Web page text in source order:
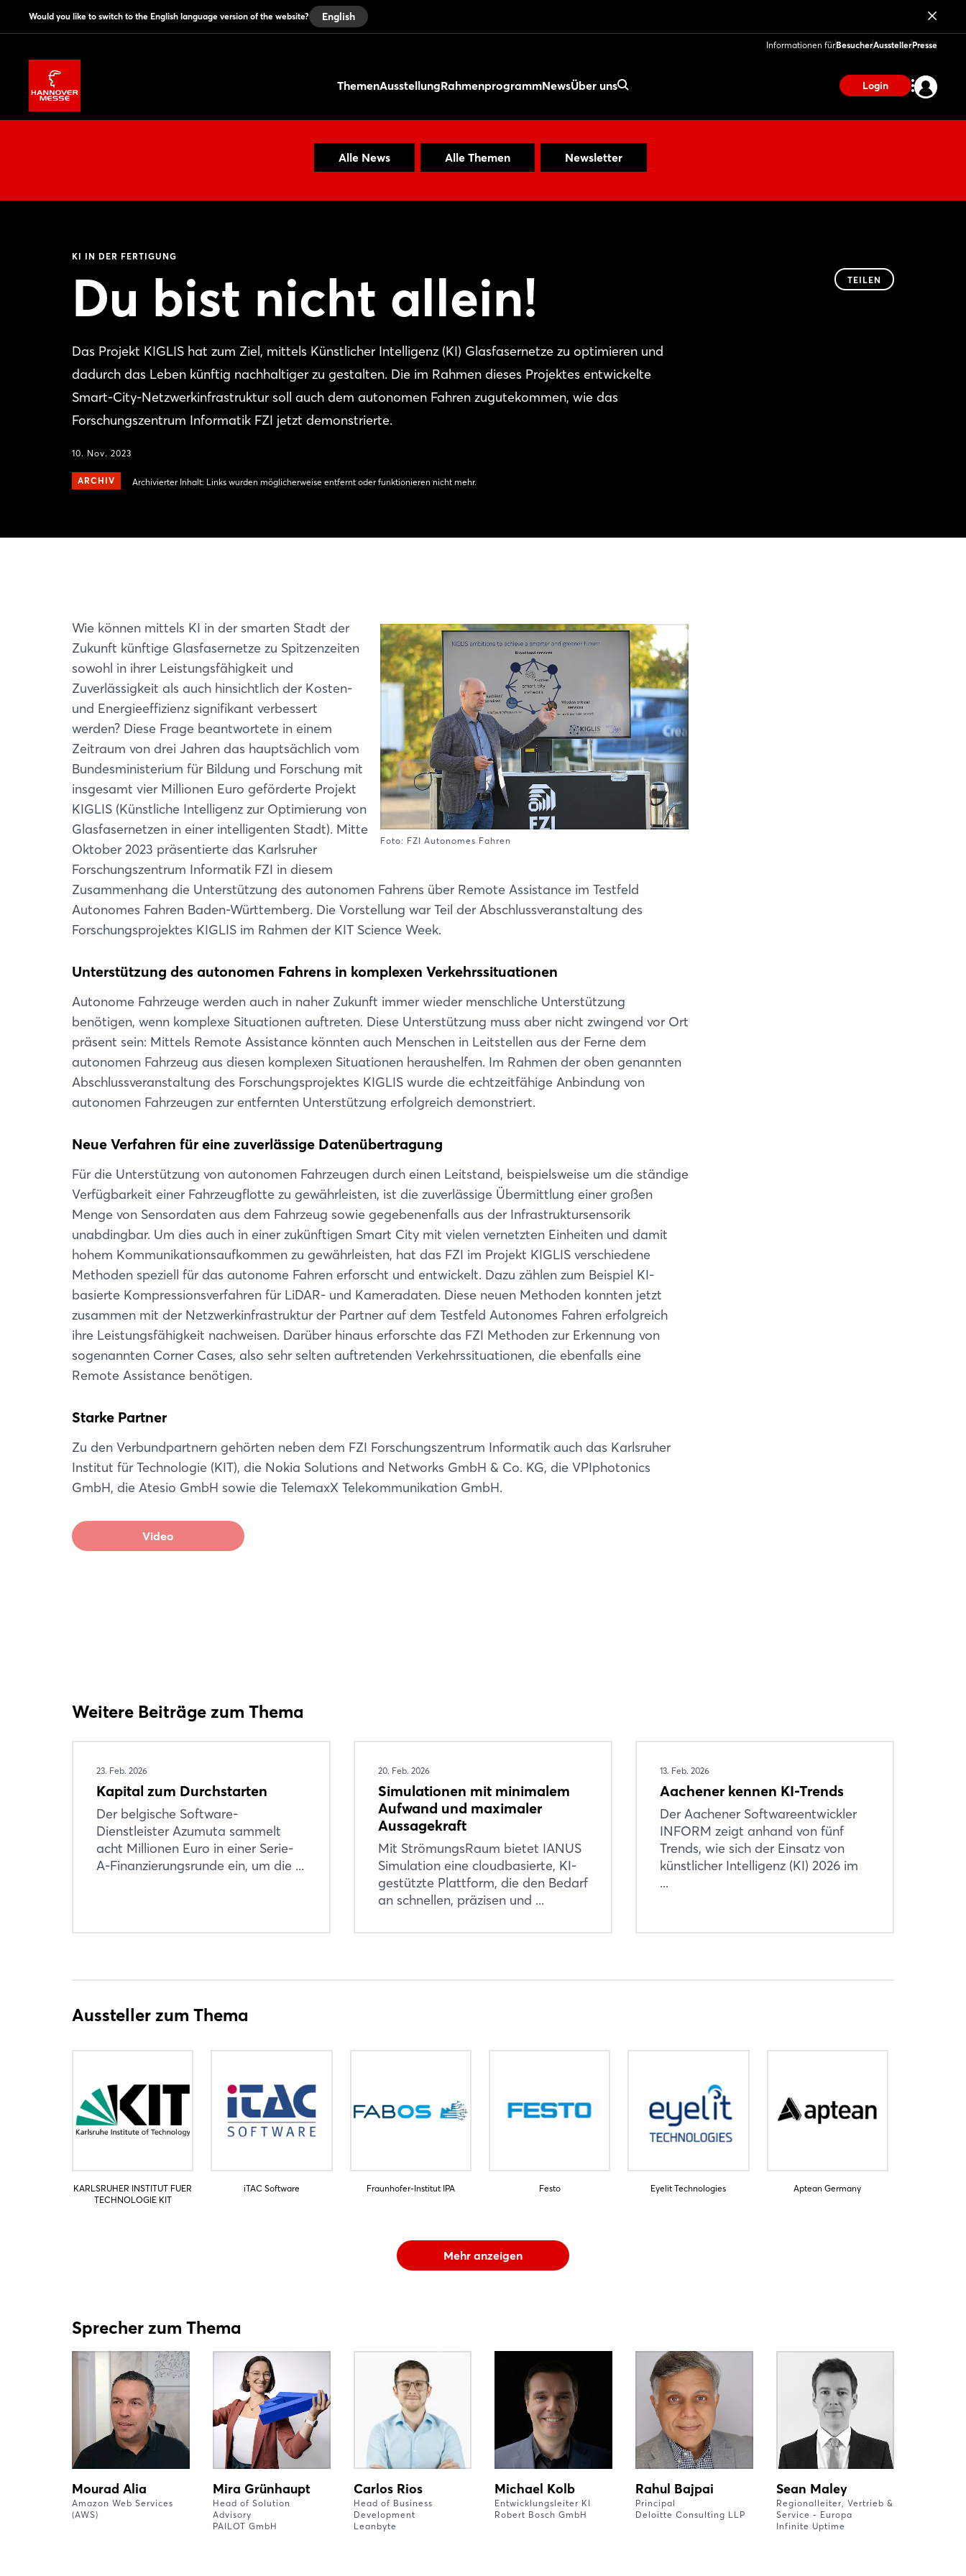
Would you like to switch to the English language version of the website? English
Informationen fürBesucherAusstellerPresse
ThemenAusstellungRahmenprogrammNewsÜber uns Login
Alle News Alle Themen Newsletter
KI IN DER FERTIGUNG
Du bist nicht allein!
Das Projekt KIGLIS hat zum Ziel, mittels Künstlicher Intelligenz (KI) Glasfasernetze zu optimieren und
dadurch das Leben künftig nachhaltiger zu gestalten. Die im Rahmen dieses Projektes entwickelte
Smart-City-Netzwerkinfrastruktur soll auch dem autonomen Fahren zugutekommen, wie das
Forschungszentrum Informatik FZI jetzt demonstrierte.
10. Nov. 2023
ARCHIV Archivierter Inhalt: Links wurden möglicherweise entfernt oder funktionieren nicht mehr.
TEILEN
Foto: FZI Autonomes Fahren
Wie können mittels KI in der smarten Stadt der
Zukunft künftige Glasfasernetze zu Spitzenzeiten
sowohl in ihrer Leistungsfähigkeit und
Zuverlässigkeit als auch hinsichtlich der Kosten-
und Energieeffizienz signifikant verbessert
werden? Diese Frage beantwortete in einem
Zeitraum von drei Jahren das hauptsächlich vom
Bundesministerium für Bildung und Forschung mit
insgesamt vier Millionen Euro geförderte Projekt
KIGLIS (Künstliche Intelligenz zur Optimierung von
Glasfasernetzen in einer intelligenten Stadt). Mitte
Oktober 2023 präsentierte das Karlsruher
Forschungszentrum Informatik FZI in diesem
Zusammenhang die Unterstützung des autonomen Fahrens über Remote Assistance im Testfeld
Autonomes Fahren Baden-Württemberg. Die Vorstellung war Teil der Abschlussveranstaltung des
Forschungsprojektes KIGLIS im Rahmen der KIT Science Week.
Unterstützung des autonomen Fahrens in komplexen Verkehrssituationen
Autonome Fahrzeuge werden auch in naher Zukunft immer wieder menschliche Unterstützung
benötigen, wenn komplexe Situationen auftreten. Diese Unterstützung muss aber nicht zwingend vor Ort
präsent sein: Mittels Remote Assistance könnten auch Menschen in Leitstellen aus der Ferne dem
autonomen Fahrzeug aus diesen komplexen Situationen heraushelfen. Im Rahmen der oben genannten
Abschlussveranstaltung des Forschungsprojektes KIGLIS wurde die echtzeitfähige Anbindung von
autonomen Fahrzeugen zur entfernten Unterstützung erfolgreich demonstriert.
Neue Verfahren für eine zuverlässige Datenübertragung
Für die Unterstützung von autonomen Fahrzeugen durch einen Leitstand, beispielsweise um die ständige
Verfügbarkeit einer Fahrzeugflotte zu gewährleisten, ist die zuverlässige Übermittlung einer großen
Menge von Sensordaten aus dem Fahrzeug sowie gegebenenfalls aus der Infrastruktursensorik
unabdingbar. Um dies auch in einer zukünftigen Smart City mit vielen vernetzten Einheiten und damit
hohem Kommunikationsaufkommen zu gewährleisten, hat das FZI im Projekt KIGLIS verschiedene
Methoden speziell für das autonome Fahren erforscht und entwickelt. Dazu zählen zum Beispiel KI-
basierte Kompressionsverfahren für LiDAR- und Kameradaten. Diese neuen Methoden konnten jetzt
zusammen mit der Netzwerkinfrastruktur der Partner auf dem Testfeld Autonomes Fahren erfolgreich
ihre Leistungsfähigkeit nachweisen. Darüber hinaus erforschte das FZI Methoden zur Erkennung von
sogenannten Corner Cases, also sehr selten auftretenden Verkehrssituationen, die ebenfalls eine
Remote Assistance benötigen.
Starke Partner
Zu den Verbundpartnern gehörten neben dem FZI Forschungszentrum Informatik auch das Karlsruher
Institut für Technologie (KIT), die Nokia Solutions and Networks GmbH & Co. KG, die VPIphotonics
GmbH, die Atesio GmbH sowie die TelemaxX Telekommunikation GmbH.
Video
Weitere Beiträge zum Thema
23. Feb. 2026
Kapital zum Durchstarten
Der belgische Software-
Dienstleister Azumuta sammelt
acht Millionen Euro in einer Serie-
A-Finanzierungsrunde ein, um die ...
20. Feb. 2026
Simulationen mit minimalem
Aufwand und maximaler
Aussagekraft
Mit StrömungsRaum bietet IANUS
Simulation eine cloudbasierte, KI-
gestützte Plattform, die den Bedarf
an schnellen, präzisen und ...
13. Feb. 2026
Aachener kennen KI-Trends
Der Aachener Softwareentwickler
INFORM zeigt anhand von fünf
Trends, wie sich der Einsatz von
künstlicher Intelligenz (KI) 2026 im
...
Aussteller zum Thema
KARLSRUHER INSTITUT FUER
TECHNOLOGIE KIT
iTAC Software Fraunhofer-Institut IPA Festo Eyelit Technologies Aptean Germany
Mehr anzeigen
Sprecher zum Thema
Mourad Alia
Amazon Web Services
(AWS)
Mira Grünhaupt
Head of Solution
Advisory
PAILOT GmbH
Carlos Rios
Head of Business
Development
Leanbyte
Michael Kolb
Entwicklungsleiter KI
Robert Bosch GmbH
Rahul Bajpai
Principal
Deloitte Consulting LLP
Sean Maley
Regionalleiter, Vertrieb &
Service - Europa
Infinite Uptime